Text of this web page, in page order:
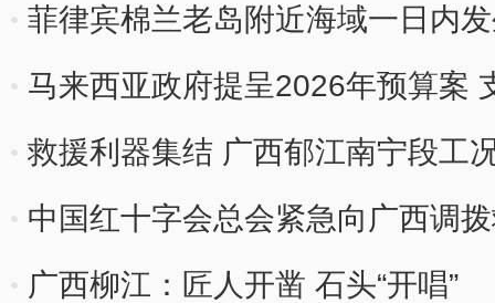
菲律宾棉兰老岛附近海域一日内
马来西亚政府提呈2026年预算案
救援利器集结 广西郁江南宁段工
中国红十字会总会紧急向广西调
广西柳江：匠人开凿 石头“开唱”